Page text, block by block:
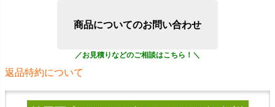
商品についてのお問い合わせ
返品特約について